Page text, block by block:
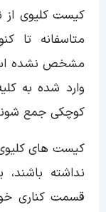
کیست کلیوی
متاسفانه تا
مشخص نشده
وارد شده به
کوچکی جمع
کیست های کلیوی
نداشته
قسمت کناری